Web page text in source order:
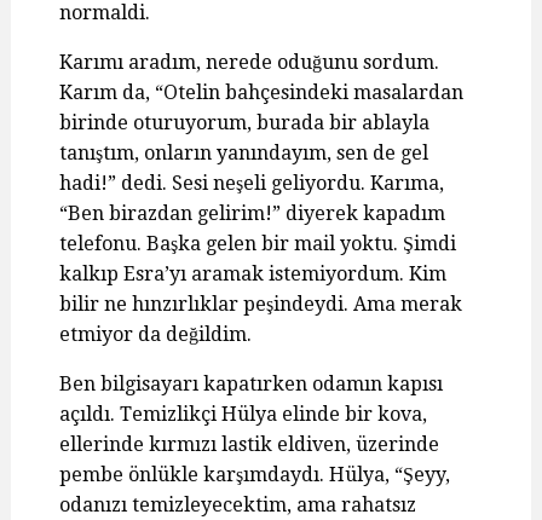
normaldi.
Karımı aradım, nerede oduğunu sordum.
Karım da, “Otelin bahçesindeki masalardan
birinde oturuyorum, burada bir ablayla
tanıştım, onların yanındayım, sen de gel
hadi!” dedi. Sesi neşeli geliyordu. Karıma,
“Ben birazdan gelirim!” diyerek kapadım
telefonu. Başka gelen bir mail yoktu. Şimdi
kalkıp Esra’yı aramak istemiyordum. Kim
bilir ne hınzırlıklar peşindeydi. Ama merak
etmiyor da değildim.
Ben bilgisayarı kapatırken odamın kapısı
açıldı. Temizlikçi Hülya elinde bir kova,
ellerinde kırmızı lastik eldiven, üzerinde
pembe önlükle karşımdaydı. Hülya, “Şeyy,
odanızı temizleyecektim, ama rahatsız